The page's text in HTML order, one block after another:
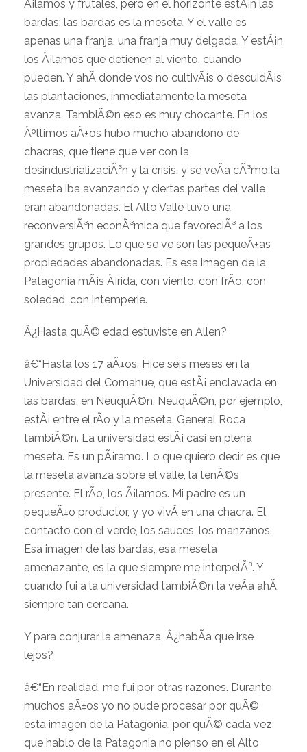
Ã¡lamos y frutales, pero en el horizonte estÃ¡n las
bardas; las bardas es la meseta. Y el valle es
apenas una franja, una franja muy delgada. Y estÃ¡n
los Ã¡lamos que detienen al viento, cuando
pueden. Y ahÃ­ donde vos no cultivÃ¡s o descuidÃ¡s
las plantaciones, inmediatamente la meseta
avanza. TambiÃ©n eso es muy chocante. En los
Ãºltimos aÃ±os hubo mucho abandono de
chacras, que tiene que ver con la
desindustrializaciÃ³n y la crisis, y se veÃ­a cÃ³mo la
meseta iba avanzando y ciertas partes del valle
eran abandonadas. El Alto Valle tuvo una
reconversiÃ³n econÃ³mica que favoreciÃ³ a los
grandes grupos. Lo que se ve son las pequeÃ±as
propiedades abandonadas. Es esa imagen de la
Patagonia mÃ¡s Ã¡rida, con viento, con frÃ­o, con
soledad, con intemperie.
Â¿Hasta quÃ© edad estuviste en Allen?
â€“Hasta los 17 aÃ±os. Hice seis meses en la
Universidad del Comahue, que estÃ¡ enclavada en
las bardas, en NeuquÃ©n. NeuquÃ©n, por ejemplo,
estÃ¡ entre el rÃ­o y la meseta. General Roca
tambiÃ©n. La universidad estÃ¡ casi en plena
meseta. Es un pÃ¡ramo. Lo que quiero decir es que
la meseta avanza sobre el valle, la tenÃ©s
presente. El rÃ­o, los Ã¡lamos. Mi padre es un
pequeÃ±o productor, y yo vivÃ­ en una chacra. El
contacto con el verde, los sauces, los manzanos.
Esa imagen de las bardas, esa meseta
amenazante, es la que siempre me interpelÃ³. Y
cuando fui a la universidad tambiÃ©n la veÃ­a ahÃ­,
siempre tan cercana.
Y para conjurar la amenaza, Â¿habÃ­a que irse
lejos?
â€“En realidad, me fui por otras razones. Durante
muchos aÃ±os yo no pude procesar por quÃ©
esta imagen de la Patagonia, por quÃ© cada vez
que hablo de la Patagonia no pienso en el Alto